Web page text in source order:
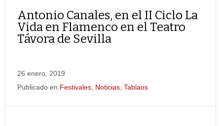
Antonio Canales, en el II Ciclo La
Vida en Flamenco en el Teatro
Távora de Sevilla
26 enero, 2019
Publicado en Festivales Noticias Tablaos